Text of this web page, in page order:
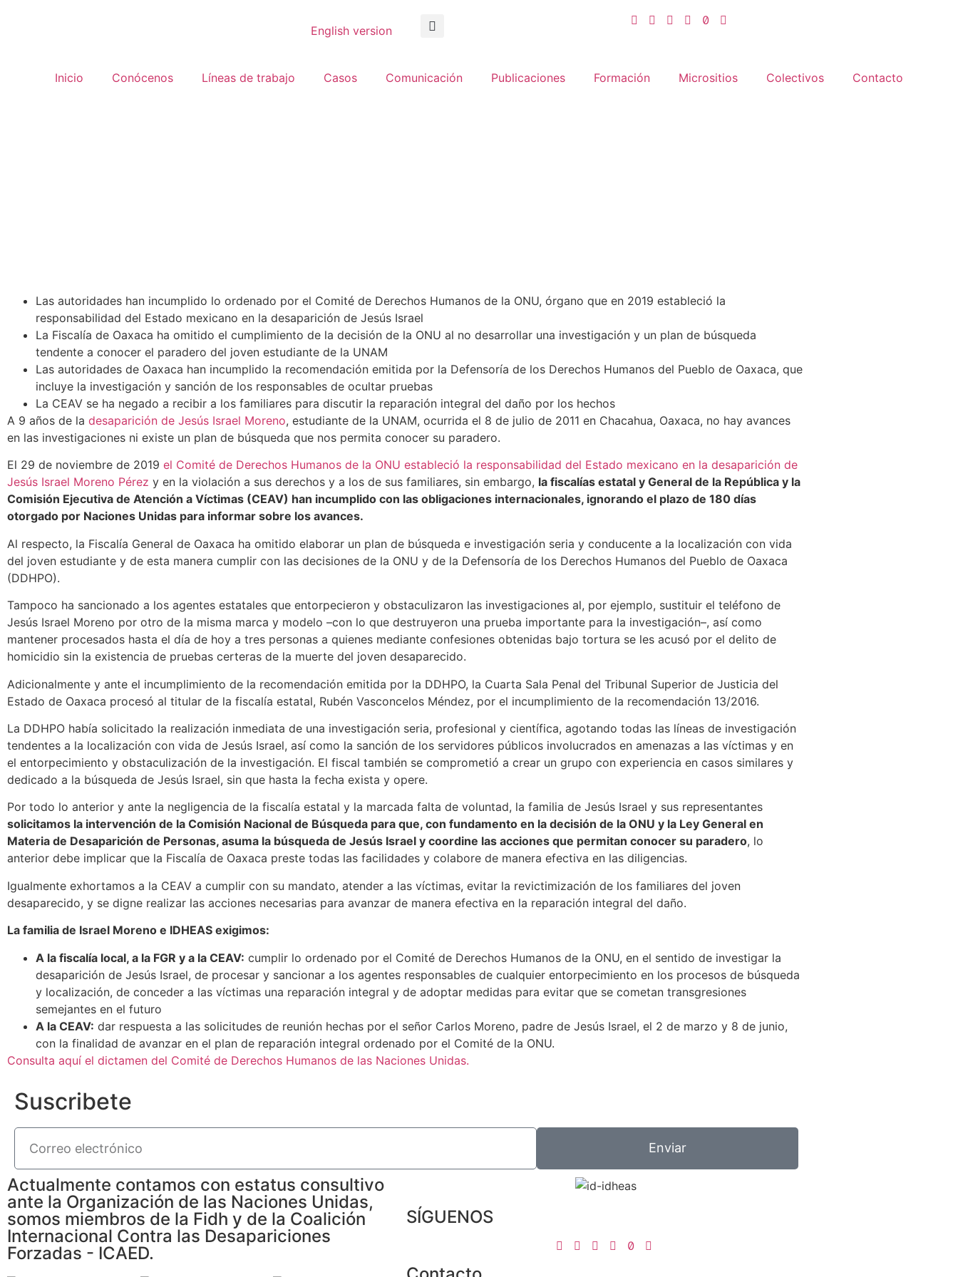
English version
Inicio Conócenos Líneas de trabajo Casos Comunicación Publicaciones Formación Micrositios Colectivos Contacto
Las autoridades han incumplido lo ordenado por el Comité de Derechos Humanos de la ONU, órgano que en 2019 estableció la
responsabilidad del Estado mexicano en la desaparición de Jesús Israel
La Fiscalía de Oaxaca ha omitido el cumplimiento de la decisión de la ONU al no desarrollar una investigación y un plan de búsqueda
tendente a conocer el paradero del joven estudiante de la UNAM
Las autoridades de Oaxaca han incumplido la recomendación emitida por la Defensoría de los Derechos Humanos del Pueblo de Oaxaca, que
incluye la investigación y sanción de los responsables de ocultar pruebas
La CEAV se ha negado a recibir a los familiares para discutir la reparación integral del daño por los hechos
A 9 años de la desaparición de Jesús Israel Moreno, estudiante de la UNAM, ocurrida el 8 de julio de 2011 en Chacahua, Oaxaca, no hay avances
en las investigaciones ni existe un plan de búsqueda que nos permita conocer su paradero.
El 29 de noviembre de 2019 el Comité de Derechos Humanos de la ONU estableció la responsabilidad del Estado mexicano en la desaparición de
Jesús Israel Moreno Pérez y en la violación a sus derechos y a los de sus familiares, sin embargo, la fiscalías estatal y General de la República y la
Comisión Ejecutiva de Atención a Víctimas (CEAV) han incumplido con las obligaciones internacionales, ignorando el plazo de 180 días
otorgado por Naciones Unidas para informar sobre los avances.
Al respecto, la Fiscalía General de Oaxaca ha omitido elaborar un plan de búsqueda e investigación seria y conducente a la localización con vida
del joven estudiante y de esta manera cumplir con las decisiones de la ONU y de la Defensoría de los Derechos Humanos del Pueblo de Oaxaca
(DDHPO).
Tampoco ha sancionado a los agentes estatales que entorpecieron y obstaculizaron las investigaciones al, por ejemplo, sustituir el teléfono de
Jesús Israel Moreno por otro de la misma marca y modelo –con lo que destruyeron una prueba importante para la investigación–, así como
mantener procesados hasta el día de hoy a tres personas a quienes mediante confesiones obtenidas bajo tortura se les acusó por el delito de
homicidio sin la existencia de pruebas certeras de la muerte del joven desaparecido.
Adicionalmente y ante el incumplimiento de la recomendación emitida por la DDHPO, la Cuarta Sala Penal del Tribunal Superior de Justicia del
Estado de Oaxaca procesó al titular de la fiscalía estatal, Rubén Vasconcelos Méndez, por el incumplimiento de la recomendación 13/2016.
La DDHPO había solicitado la realización inmediata de una investigación seria, profesional y científica, agotando todas las líneas de investigación
tendentes a la localización con vida de Jesús Israel, así como la sanción de los servidores públicos involucrados en amenazas a las víctimas y en
el entorpecimiento y obstaculización de la investigación. El fiscal también se comprometió a crear un grupo con experiencia en casos similares y
dedicado a la búsqueda de Jesús Israel, sin que hasta la fecha exista y opere.
Por todo lo anterior y ante la negligencia de la fiscalía estatal y la marcada falta de voluntad, la familia de Jesús Israel y sus representantes
solicitamos la intervención de la Comisión Nacional de Búsqueda para que, con fundamento en la decisión de la ONU y la Ley General en
Materia de Desaparición de Personas, asuma la búsqueda de Jesús Israel y coordine las acciones que permitan conocer su paradero, lo
anterior debe implicar que la Fiscalía de Oaxaca preste todas las facilidades y colabore de manera efectiva en las diligencias.
Igualmente exhortamos a la CEAV a cumplir con su mandato, atender a las víctimas, evitar la revictimización de los familiares del joven
desaparecido, y se digne realizar las acciones necesarias para avanzar de manera efectiva en la reparación integral del daño.
La familia de Israel Moreno e IDHEAS exigimos:
A la fiscalía local, a la FGR y a la CEAV: cumplir lo ordenado por el Comité de Derechos Humanos de la ONU, en el sentido de investigar la
desaparición de Jesús Israel, de procesar y sancionar a los agentes responsables de cualquier entorpecimiento en los procesos de búsqueda
y localización, de conceder a las víctimas una reparación integral y de adoptar medidas para evitar que se cometan transgresiones
semejantes en el futuro
A la CEAV: dar respuesta a las solicitudes de reunión hechas por el señor Carlos Moreno, padre de Jesús Israel, el 2 de marzo y 8 de junio,
con la finalidad de avanzar en el plan de reparación integral ordenado por el Comité de la ONU.
Consulta aquí el dictamen del Comité de Derechos Humanos de las Naciones Unidas.
Suscribete
Enviar
Actualmente contamos con estatus consultivo
ante la Organización de las Naciones Unidas,
somos miembros de la Fidh y de la Coalición
Internacional Contra las Desapariciones
Forzadas - ICAED.
SÍGUENOS